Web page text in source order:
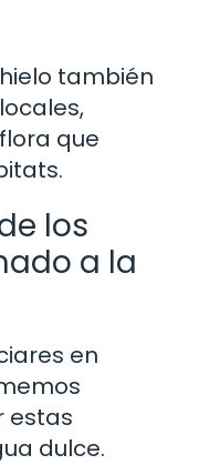
también
que
los
a la
en
estas
dulce.